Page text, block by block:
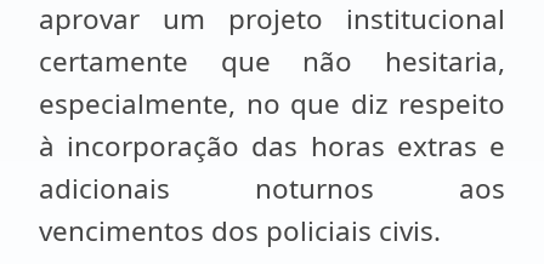
aprovar um projeto institucional
certamente que não hesitaria,
especialmente, no que diz respeito
à incorporação das horas extras e
adicionais noturnos aos
vencimentos dos policiais civis.